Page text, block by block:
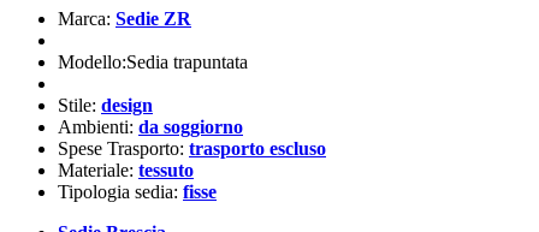
Marca: Sedie ZR
Modello:Sedia trapuntata
Stile: design
Ambienti: da soggiorno
Spese Trasporto: trasporto escluso
Materiale: tessuto
Tipologia sedia: fisse